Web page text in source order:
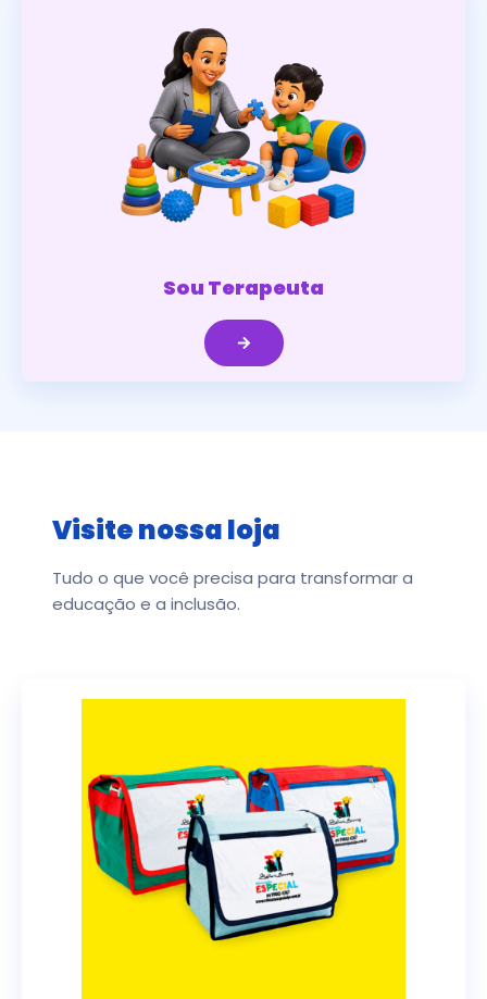
Sou Terapeuta
Visite nossa loja
Tudo o que você precisa para transformar a
educação e a inclusão.